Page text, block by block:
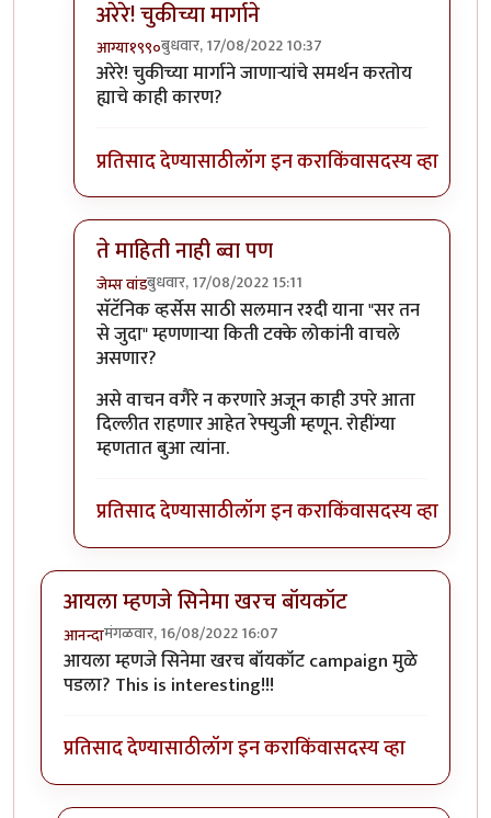
अरेरे! चुकीच्या मार्गाने
आग्या१९९०बुधवार, 17/08/2022 10:37
In reply toबिरुटे सरbyसुबोध खरे
अरेरे! चुकीच्या मार्गाने जाणाऱ्यांचे समर्थन करतोय
ह्याचे काही कारण?
प्रतिसाद देण्यासाठीलॉग इन कराकिंवासदस्य व्हा
ते माहिती नाही ब्वा पण
जेम्स वांडबुधवार, 17/08/2022 15:11
In reply toबिरुटे सरbyसुबोध खरे
सॅटॅनिक व्हर्सेस साठी सलमान रश्दी याना "सर तन
से जुदा" म्हणणाऱ्या किती टक्के लोकांनी वाचले
असणार?
असे वाचन वगैरे न करणारे अजून काही उपरे आता
दिल्लीत राहणार आहेत रेफ्युजी म्हणून. रोहींग्या
म्हणतात बुआ त्यांना.
प्रतिसाद देण्यासाठीलॉग इन कराकिंवासदस्य व्हा
आयला म्हणजे सिनेमा खरच बॉयकॉट
आनन्दामंगळवार, 16/08/2022 16:07
आयला म्हणजे सिनेमा खरच बॉयकॉट campaign मुळे
पडला? This is interesting!!!
प्रतिसाद देण्यासाठीलॉग इन कराकिंवासदस्य व्हा